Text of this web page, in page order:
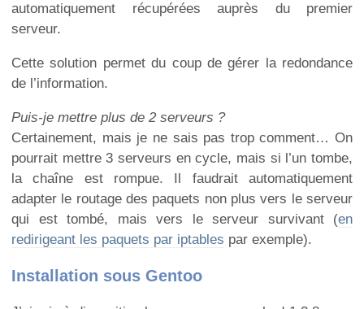
automatiquement récupérées auprès du premier
serveur.
Cette solution permet du coup de gérer la redondance
de l’information.
Puis-je mettre plus de 2 serveurs ?
Certainement, mais je ne sais pas trop comment… On
pourrait mettre 3 serveurs en cycle, mais si l’un tombe,
la chaîne est rompue. Il faudrait automatiquement
adapter le routage des paquets non plus vers le serveur
qui est tombé, mais vers le serveur survivant (en
redirigeant les paquets par iptables par exemple).
Installation sous Gentoo